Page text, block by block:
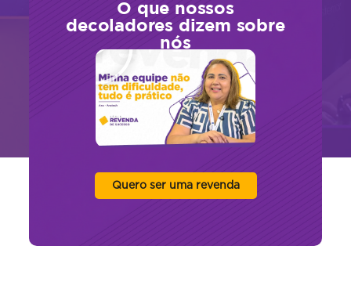
O que nossos
decoladores dizem sobre
nós
Quero ser uma revenda